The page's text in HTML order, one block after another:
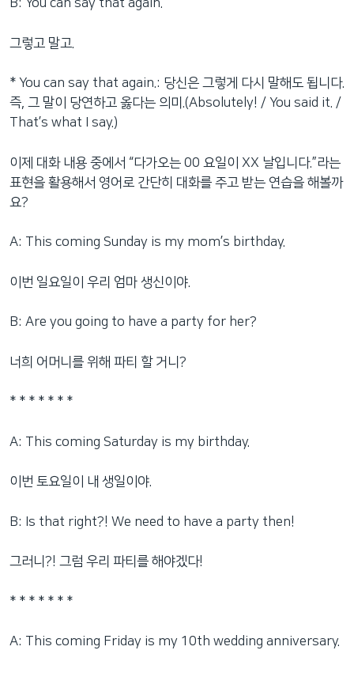
B: You can say that again.
그렇고 말고.
* You can say that again.: 당신은 그렇게 다시 말해도 됩니다.
즉, 그 말이 당연하고 옳다는 의미.(Absolutely! / You said it. /
That’s what I say.)
이제 대화 내용 중에서 “다가오는 00 요일이 XX 날입니다.”라는
표현을 활용해서 영어로 간단히 대화를 주고 받는 연습을 해볼까
요?
A: This coming Sunday is my mom’s birthday.
이번 일요일이 우리 엄마 생신이야.
B: Are you going to have a party for her?
너희 어머니를 위해 파티 할 거니?
* * * * * * *
A: This coming Saturday is my birthday.
이번 토요일이 내 생일이야.
B: Is that right?! We need to have a party then!
그러니?! 그럼 우리 파티를 해야겠다!
* * * * * * *
A: This coming Friday is my 10th wedding anniversary.